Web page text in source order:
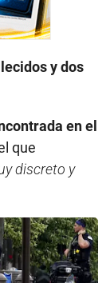
y dos
en el
que
discreto y